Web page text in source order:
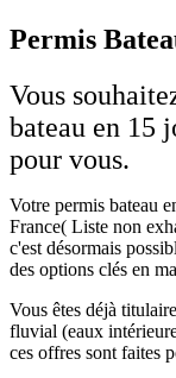
Permis
Vous
bateau en 15
pour vous.
Votre permis bateau
France( Liste non
c'est désormais
des options clés en
Vous êtes déjà
fluvial (eaux
ces offres sont faites